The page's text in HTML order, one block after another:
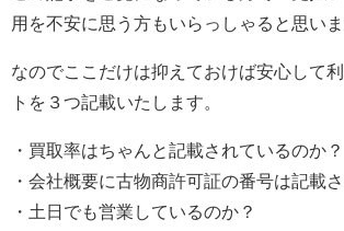
用を不安に思う方もいらっしゃると思いま
なのでここだけは抑えておけば安心して
トを３つ記載いたします。
・買取率はちゃんと記載されているのか？
・会社概要に古物商許可証の番号は記載
・土日でも営業しているのか？